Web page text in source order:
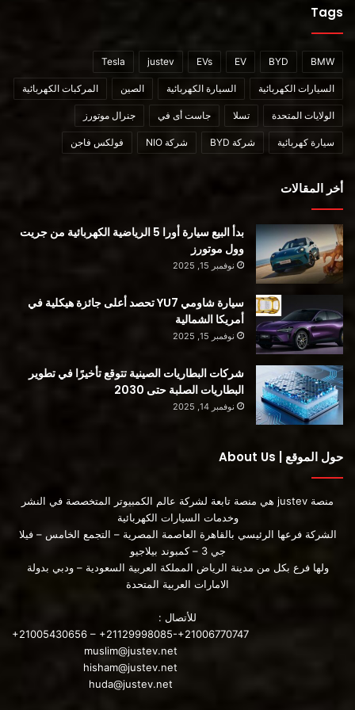
ثم هناك الشركات الناشئة. وجهودهم تجعل مصنعي المعدات الأصلية
يبدون إيجابيين ضعفاء.
100 مليون دولار من التمويل.
إنهم يعملون حاليًا على بيع سيارة بالتجزئة بسعر 175000 دولار ،
على أمل انخفاض السعر مع زيادة حجمهم.
تقوم شركة Sonos Motors الألمانية بإنشاء Sion. تأسست الشركة
في عام 2016 وجمعت أكثر من 126 مليون دولار من التمويل.
أن نتوقع الاكتتاب العام في القريب العاجل.
فكرة قديمة مع العديد من الفرص الضائعة بشكل عام ، تعد الطاقة
الشمسية منطقة تعاني من نقص الاستثمار الجماعي الذي رأيناه في
البطاريات الكهربائية والهيدروجين مؤخرًا. يبدو الأمر كما لو أن
الشركات بدأت في التحمس بشأن الطاقة الشمسية في أوائل عام
2010 – ولكن بعد ذلك تحولت فجأة إلى البطاريات الكهربائية الأكثر
ربحًا.
من السهل أن تشعر بالإرهاق من السيارات التي تعمل بالطاقة
الشمسية. لا يوجد اهتمام جماعي كاف بجلب نفس مستوى الاستثمار
– ماليًا أو تقنيًا – مثل حلول المركبات الكهربائية الأخرى. ولست
متأكدًا من أننا سنراه على الإطلاق. إنها فرصة حقيقية ضائعة.
Tags
BMW
BYD
EV
EVs
justev
Tesla
السيارات الكهربائية السيارة الكهربائية الصين المركبات الكهربائية
الولايات المتحدة تسلا جاست أى في جنرال موتورز
سيارة كهربائية شركة BYD شركة NIO فولكس فاجن
أخر المقالات
بدأ البيع سيارة أورا 5 الرياضية الكهربائية من جريت
وول موتورز
نوفمبر 15, 2025
سيارة شاومي YU7 تحصد أعلى جائزة هيكلية في
أمريكا الشمالية
نوفمبر 15, 2025
شركات البطاريات الصينية تتوقع تأخيرًا في تطوير
البطاريات الصلبة حتى 2030
نوفمبر 14, 2025
حول الموقع | About Us
منصة justev هي منصة تابعة لشركة عالم الكمبيوتر المتخصصة في النشر
وخدمات السيارات الكهربائية
الشركة فرعها الرئيسي بالقاهرة العاصمة المصرية – التجمع الخامس – فيلا
جي 3 – كمبوند بيلاجيو
ولها فرع بكل من مدينة الرياض المملكة العربية السعودية – ودبي بدولة
الامارات العربية المتحدة
للأتصال :
+21005430656 – +21129998085-+21006770747
muslim@justev.net
hisham@justev.net
huda@justev.net